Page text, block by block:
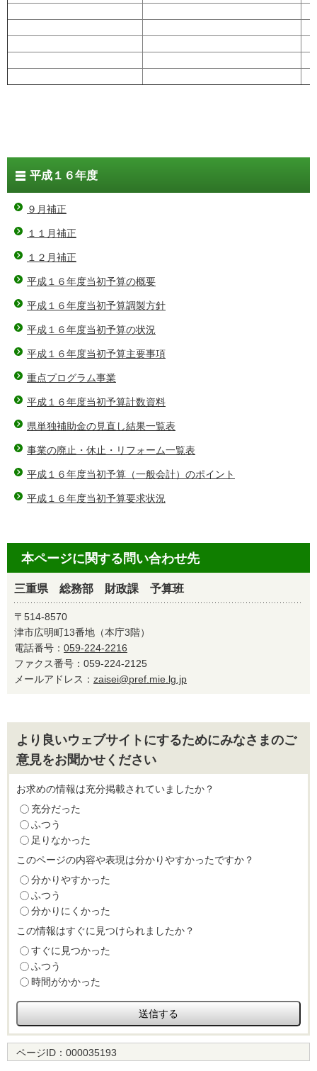
平成１６年度
９月補正
１１月補正
１２月補正
平成１６年度当初予算の概要
平成１６年度当初予算調製方針
平成１６年度当初予算の状況
平成１６年度当初予算主要事項
重点プログラム事業
平成１６年度当初予算計数資料
県単独補助金の見直し結果一覧表
事業の廃止・休止・リフォーム一覧表
平成１６年度当初予算（一般会計）のポイント
平成１６年度当初予算要求状況
本ページに関する問い合わせ先
三重県 総務部 財政課 予算班
〒514-8570
津市広明町13番地（本庁3階）
電話番号： 059-224-2216
ファクス番号：059-224-2125
メールアドレス： zaisei@pref.mie.lg.jp
より良いウェブサイトにするためにみなさまのご
意見をお聞かせください
お求めの情報は充分掲載されていましたか？
充分だった
ふつう
足りなかった
このページの内容や表現は分かりやすかったですか？
分かりやすかった
ふつう
分かりにくかった
この情報はすぐに見つけられましたか？
すぐに見つかった
ふつう
時間がかかった
ページID： 000035193